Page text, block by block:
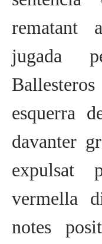
rematant
jugada
esquerra
davanter
expulsat
vermella
notes